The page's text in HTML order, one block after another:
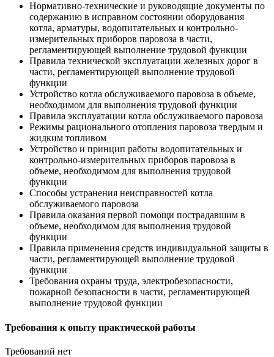
Нормативно-технические и руководящие документы по
содержанию в исправном состоянии оборудования
котла, арматуры, водопитательных и контрольно-
измерительных приборов паровоза в части,
регламентирующей выполнение трудовой функции
Правила технической эксплуатации железных дорог в
части, регламентирующей выполнение трудовой
функции
Устройство котла обслуживаемого паровоза в объеме,
необходимом для выполнения трудовой функции
Правила эксплуатации котла обслуживаемого паровоза
Режимы рационального отопления паровоза твердым и
жидким топливом
Устройство и принцип работы водопитательных и
контрольно-измерительных приборов паровоза в
объеме, необходимом для выполнения трудовой
функции
Способы устранения неисправностей котла
обслуживаемого паровоза
Правила оказания первой помощи пострадавшим в
объеме, необходимом для выполнения трудовой
функции
Правила применения средств индивидуальной защиты в
части, регламентирующей выполнение трудовой
функции
Требования охраны труда, электробезопасности,
пожарной безопасности в части, регламентирующей
выполнение трудовой функции
Требования к опыту практической работы
Требований нет